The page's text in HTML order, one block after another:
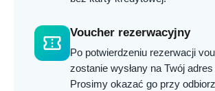
confirmation_number
Voucher rezerwacyjny
Po potwierdzeniu rezerwacji
zostanie wysłany na Twój
Prosimy okazać go przy